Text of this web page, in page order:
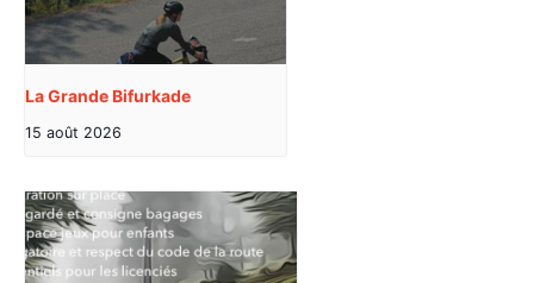
La Grande Bifurkade
15 août 2026